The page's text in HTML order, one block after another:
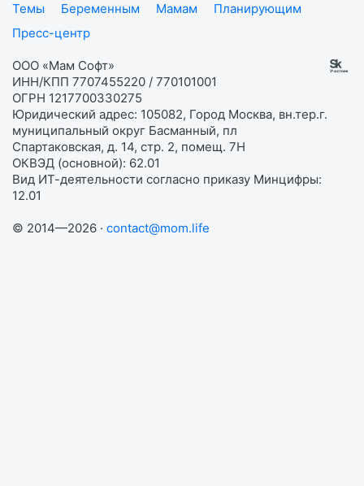
Темы
Беременным Мамам
Планирующим
Пресс-центр
ООО «Мам Софт»
ИНН/КПП 7707455220 / 770101001
ОГРН 1217700330275
Юридический адрес: 105082, Город Москва, вн.тер.г.
муниципальный округ Басманный, пл
Спартаковская, д. 14, стр. 2, помещ. 7Н
ОКВЭД (основной): 62.01
Вид ИТ-деятельности согласно приказу Минцифры:
12.01
© 2014—2026 · contact@mom.life